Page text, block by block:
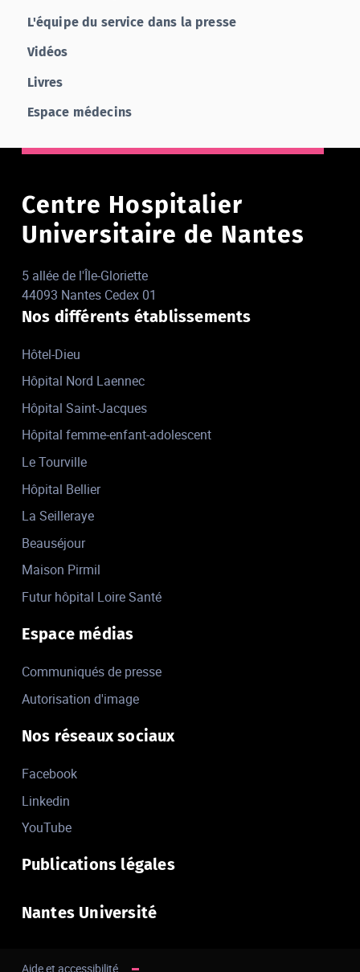
L'équipe du service dans la presse
Vidéos
Livres
Espace médecins
Centre Hospitalier
Universitaire de Nantes
5 allée de l'Île-Gloriette
44093 Nantes Cedex 01
Nos différents établissements
Hôtel-Dieu
Hôpital Nord Laennec
Hôpital Saint-Jacques
Hôpital femme-enfant-adolescent
Le Tourville
Hôpital Bellier
La Seilleraye
Beauséjour
Maison Pirmil
Futur hôpital Loire Santé
Espace médias
Communiqués de presse
Autorisation d'image
Nos réseaux sociaux
Facebook
Linkedin
YouTube
Publications légales
Nantes Université
Aide et accessibilité